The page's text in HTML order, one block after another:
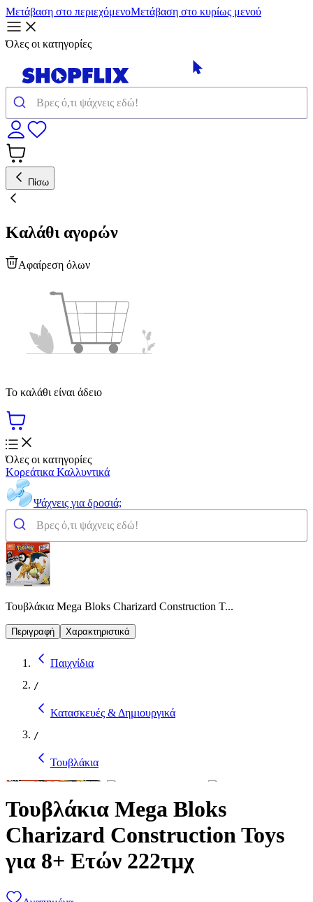
Μετάβαση στο περιεχόμενοΜετάβαση στο κυρίως μενού
Όλες οι κατηγορίες
Πίσω
Καλάθι αγορών
Αφαίρεση όλων
Το καλάθι είναι άδειο
Όλες οι κατηγορίες
Κορεάτικα Καλλυντικά
Ψάχνεις για δροσιά;
Τουβλάκια Mega Bloks Charizard Construction T...
Περιγραφή Χαρακτηριστικά
Παιχνίδια
/
Κατασκευές & Δημιουργικά
/
Τουβλάκια
Τουβλάκια Mega Bloks
Charizard Construction Toys
για 8+ Ετών 222τμχ